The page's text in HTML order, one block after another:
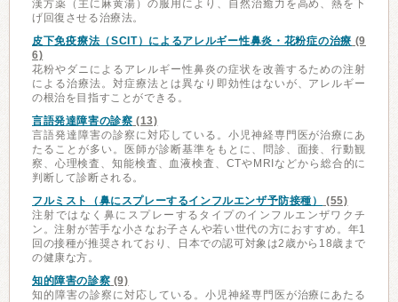
漢方薬（主に麻黄湯）の服用により、自然治癒力を高め、熱を下
げ回復させる治療法。
皮下免疫療法（SCIT）によるアレルギー性鼻炎・花粉症の治療 (9
6)
花粉やダニによるアレルギー性鼻炎の症状を改善するための注射
による治療法。対症療法とは異なり即効性はないが、アレルギー
の根治を目指すことができる。
言語発達障害の診察 (13)
言語発達障害の診察に対応している。小児神経専門医が治療にあ
たることが多い。医師が診断基準をもとに、問診、面接、行動観
察、心理検査、知能検査、血液検査、CTやMRIなどから総合的に
判断して診断される。
フルミスト（鼻にスプレーするインフルエンザ予防接種）
(55)
注射ではなく鼻にスプレーするタイプのインフルエンザワクチ
ン。注射が苦手な小さなお子さんや若い世代の方におすすめ。年1
回の接種が推奨されており、日本での認可対象は2歳から18歳まで
の健康な方。
知的障害の診察 (9)
知的障害の診察に対応している。小児神経専門医が治療にあたる